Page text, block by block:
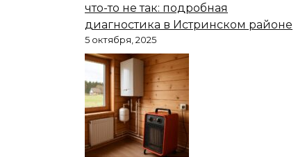
что-то не так: подробная
диагностика в Истринском районе
5 октября, 2025